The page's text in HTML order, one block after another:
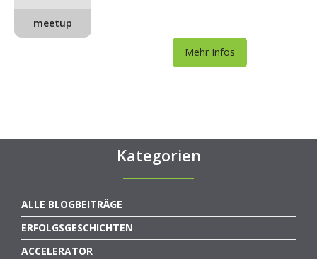
meetup
Mehr Infos
Kategorien
ALLE BLOGBEITRÄGE
ERFOLGSGESCHICHTEN
ACCELERATOR